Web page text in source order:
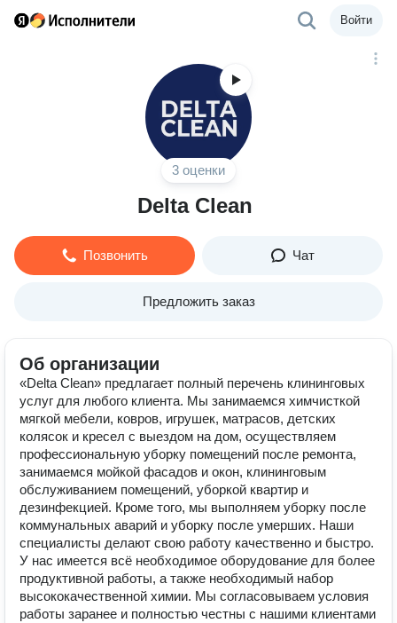
Войти
3 оценки
Delta Clean
Позвонить Чат
Предложить заказ
Об организации
«Delta Clean» предлагает полный перечень клининговых
услуг для любого клиента. Мы занимаемся химчисткой
мягкой мебели, ковров, игрушек, матрасов, детских
колясок и кресел с выездом на дом, осуществляем
профессиональную уборку помещений после ремонта,
занимаемся мойкой фасадов и окон, клининговым
обслуживанием помещений, уборкой квартир и
дезинфекцией. Кроме того, мы выполняем уборку после
коммунальных аварий и уборку после умерших. Наши
специалисты делают свою работу качественно и быстро.
У нас имеется всё необходимое оборудование для более
продуктивной работы, а также необходимый набор
высококачественной химии. Мы согласовываем условия
работы заранее и полностью честны с нашими клиентами